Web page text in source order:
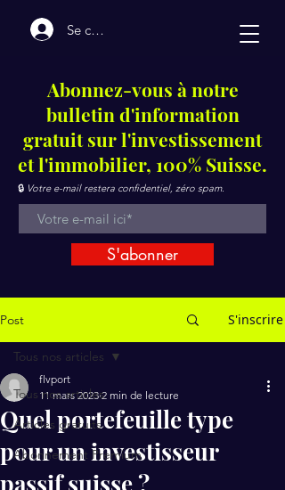
Se connecter
Post S'inscrire
Tous nos articles
Articles gratuits
Abonnement Premium
Tous nos articles
Quel portefeuille type
pour un investisseur
passif suisse ?
flvport
11 mars 2023 2 min de lecture
Abonnez-vous à notre
bulletin d'information
gratuit sur l'investissement
et l'immobilier, 100% Suisse.
🔒 Votre e-mail restera confidentiel, zéro spam.
S'abonner